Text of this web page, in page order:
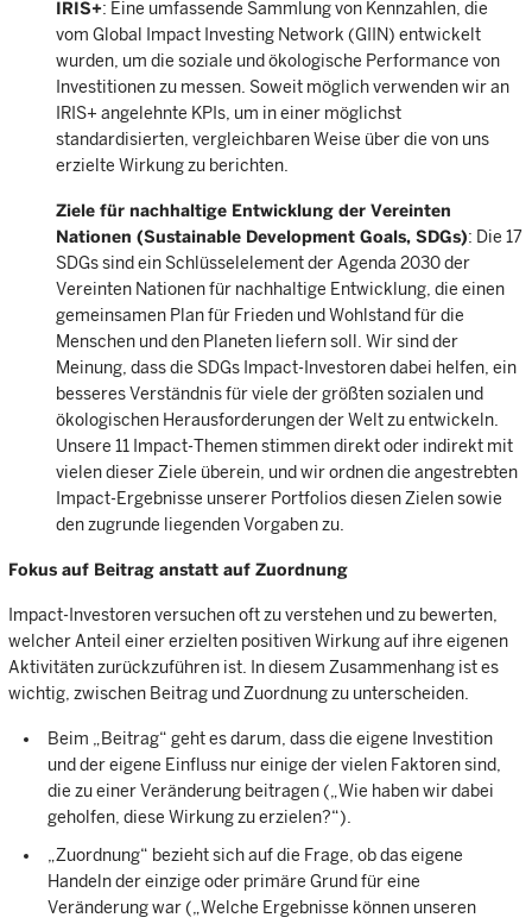
IRIS+: Eine umfassende Sammlung von Kennzahlen, die
vom Global Impact Investing Network (GIIN) entwickelt
wurden, um die soziale und ökologische Performance von
Investitionen zu messen. Soweit möglich verwenden wir an
IRIS+ angelehnte KPIs, um in einer möglichst
standardisierten, vergleichbaren Weise über die von uns
erzielte Wirkung zu berichten.
Ziele für nachhaltige Entwicklung der Vereinten
Nationen (Sustainable Development Goals, SDGs): Die 17
SDGs sind ein Schlüsselelement der Agenda 2030 der
Vereinten Nationen für nachhaltige Entwicklung, die einen
gemeinsamen Plan für Frieden und Wohlstand für die
Menschen und den Planeten liefern soll. Wir sind der
Meinung, dass die SDGs Impact-Investoren dabei helfen, ein
besseres Verständnis für viele der größten sozialen und
ökologischen Herausforderungen der Welt zu entwickeln.
Unsere 11 Impact-Themen stimmen direkt oder indirekt mit
vielen dieser Ziele überein, und wir ordnen die angestrebten
Impact-Ergebnisse unserer Portfolios diesen Zielen sowie
den zugrunde liegenden Vorgaben zu.
Fokus auf Beitrag anstatt auf Zuordnung
Impact-Investoren versuchen oft zu verstehen und zu bewerten,
welcher Anteil einer erzielten positiven Wirkung auf ihre eigenen
Aktivitäten zurückzuführen ist. In diesem Zusammenhang ist es
wichtig, zwischen Beitrag und Zuordnung zu unterscheiden.
Beim „Beitrag“ geht es darum, dass die eigene Investition
und der eigene Einfluss nur einige der vielen Faktoren sind,
die zu einer Veränderung beitragen („Wie haben wir dabei
geholfen, diese Wirkung zu erzielen?“).
„Zuordnung“ bezieht sich auf die Frage, ob das eigene
Handeln der einzige oder primäre Grund für eine
Veränderung war („Welche Ergebnisse können unseren